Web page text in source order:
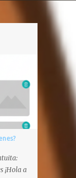
¡Hola a